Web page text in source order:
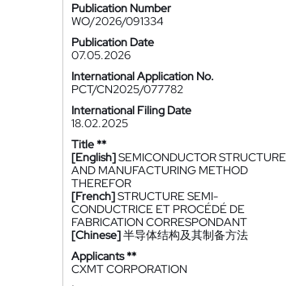
Publication Number
WO/2026/091334
Publication Date
07.05.2026
International Application No.
PCT/CN2025/077782
International Filing Date
18.02.2025
Title **
[English]SEMICONDUCTOR STRUCTURE
AND MANUFACTURING METHOD
THEREFOR
[French]STRUCTURE SEMI-
CONDUCTRICE ET PROCÉDÉ DE
FABRICATION CORRESPONDANT
[Chinese]半导体结构及其制备方法
Applicants **
CXMT CORPORATION